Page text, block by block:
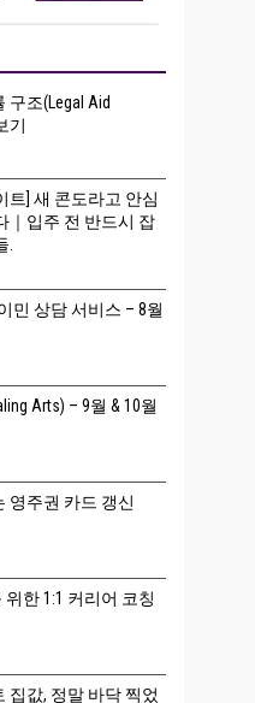
구조(Legal Aid
기
트] 새 콘도라고 안심
｜입주 전 반드시 잡
.
민 상담 서비스 – 8월
Arts) – 9월 & 10월
영주권 카드 갱신
한 1:1 커리어 코칭
집값, 정말 바닥 찍었